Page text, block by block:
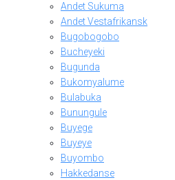
Andet Sukuma
Andet Vestafrikansk
Bugobogobo
Bucheyeki
Bugunda
Bukomyalume
Bulabuka
Bunungule
Buyege
Buyeye
Buyombo
Hakkedanse